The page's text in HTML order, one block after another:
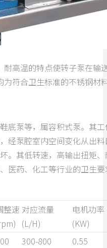
高温的特点使转子泵在输
为符合卫生标准的不锈钢
底泵等，属容积式泵。其
经泵腔室内空间变化从出
。其低转速，高输出扭矩
医药、化工等行业的卫生
整速 对应流量
(L/H)
电机功率
(KW)
300-800
0.55